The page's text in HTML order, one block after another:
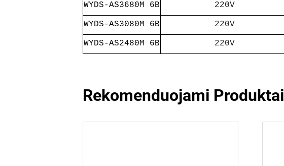
WYDS-AS3680M 6B 220V
WYDS-AS3080M 6B 220V
WYDS-AS2480M 6B 220V
Rekomenduojami Produktai